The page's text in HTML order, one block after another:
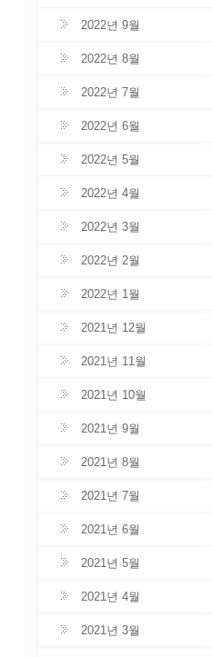
2022년 9월
2022년 8월
2022년 7월
2022년 6월
2022년 5월
2022년 4월
2022년 3월
2022년 2월
2022년 1월
2021년 12월
2021년 11월
2021년 10월
2021년 9월
2021년 8월
2021년 7월
2021년 6월
2021년 5월
2021년 4월
2021년 3월